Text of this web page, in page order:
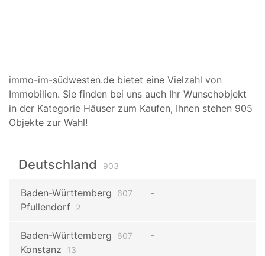
immo-im-südwesten.de bietet eine Vielzahl von
Immobilien. Sie finden bei uns auch Ihr Wunschobjekt
in der Kategorie Häuser zum Kaufen, Ihnen stehen 905
Objekte zur Wahl!
Deutschland 903
Baden-Württemberg 607
Pfullendorf 2
Baden-Württemberg 607
Konstanz 13